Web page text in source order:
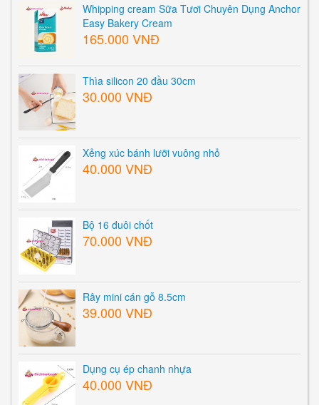
Whipping cream Sữa Tươi Chuyên Dụng Anchor
Easy Bakery Cream
165.000 VNĐ
Thìa silicon 20 đầu 30cm
30.000 VNĐ
Xẻng xúc bánh lưỡi vuông nhỏ
40.000 VNĐ
Bộ 16 đuôi chốt
70.000 VNĐ
Rây mini cán gỗ 8.5cm
39.000 VNĐ
Dụng cụ ép chanh nhựa
40.000 VNĐ